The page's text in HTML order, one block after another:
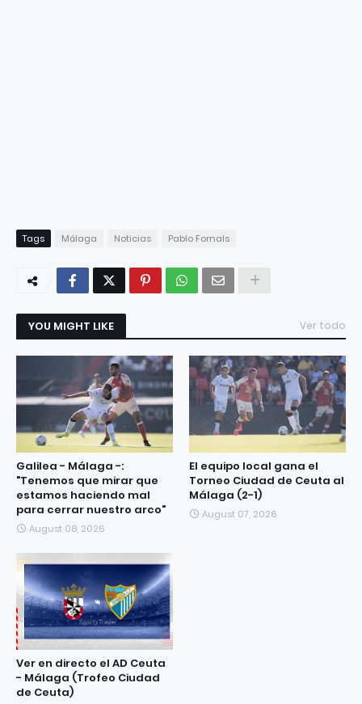
Tags Málaga Noticias Pablo Fornals
YOU MIGHT LIKE Ver todo
Galilea - Málaga -:
"Tenemos que mirar que
estamos haciendo mal
para cerrar nuestro arco"
August 08, 2026
El equipo local gana el
Torneo Ciudad de Ceuta al
Málaga (2-1)
August 07, 2026
Ver en directo el AD Ceuta
- Málaga (Trofeo Ciudad
de Ceuta)